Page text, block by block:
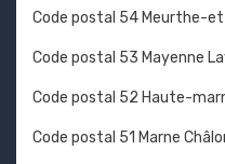
Code postal 54 Meurthe-
Code postal 53 Mayenne
Code postal 52 Haute-
Code postal 51 Marne